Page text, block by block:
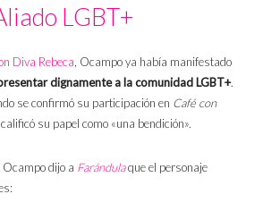
LGBT+
Diva Rebeca , Ocampo ya había manifestado
dignamente a la comunidad LGBT+.
se confirmó su participación en Café con
su papel como «una bendición».
dijo a Farándulaque el personaje